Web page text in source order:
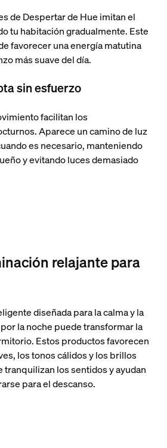
de Despertar de Hue imitan el
tu habitación gradualmente. Este
favorecer una energía matutina
más suave del día.
sin esfuerzo
facilitan los
Aparece un camino de luz
es necesario, manteniendo
y evitando luces demasiado
relajante para
diseñada para la calma y la
la noche puede transformar la
Estos productos favorecen
los tonos cálidos y los brillos
tranquilizan los sentidos y ayudan
para el descanso.